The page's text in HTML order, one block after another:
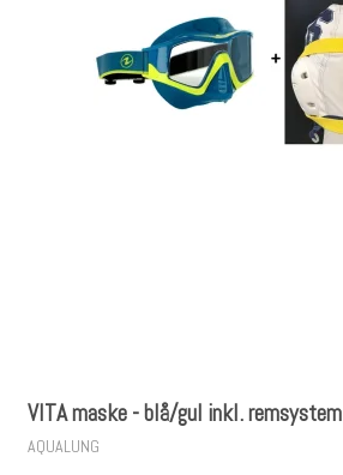
VITA maske - blå/gul inkl. remsystem
AQUALUNG